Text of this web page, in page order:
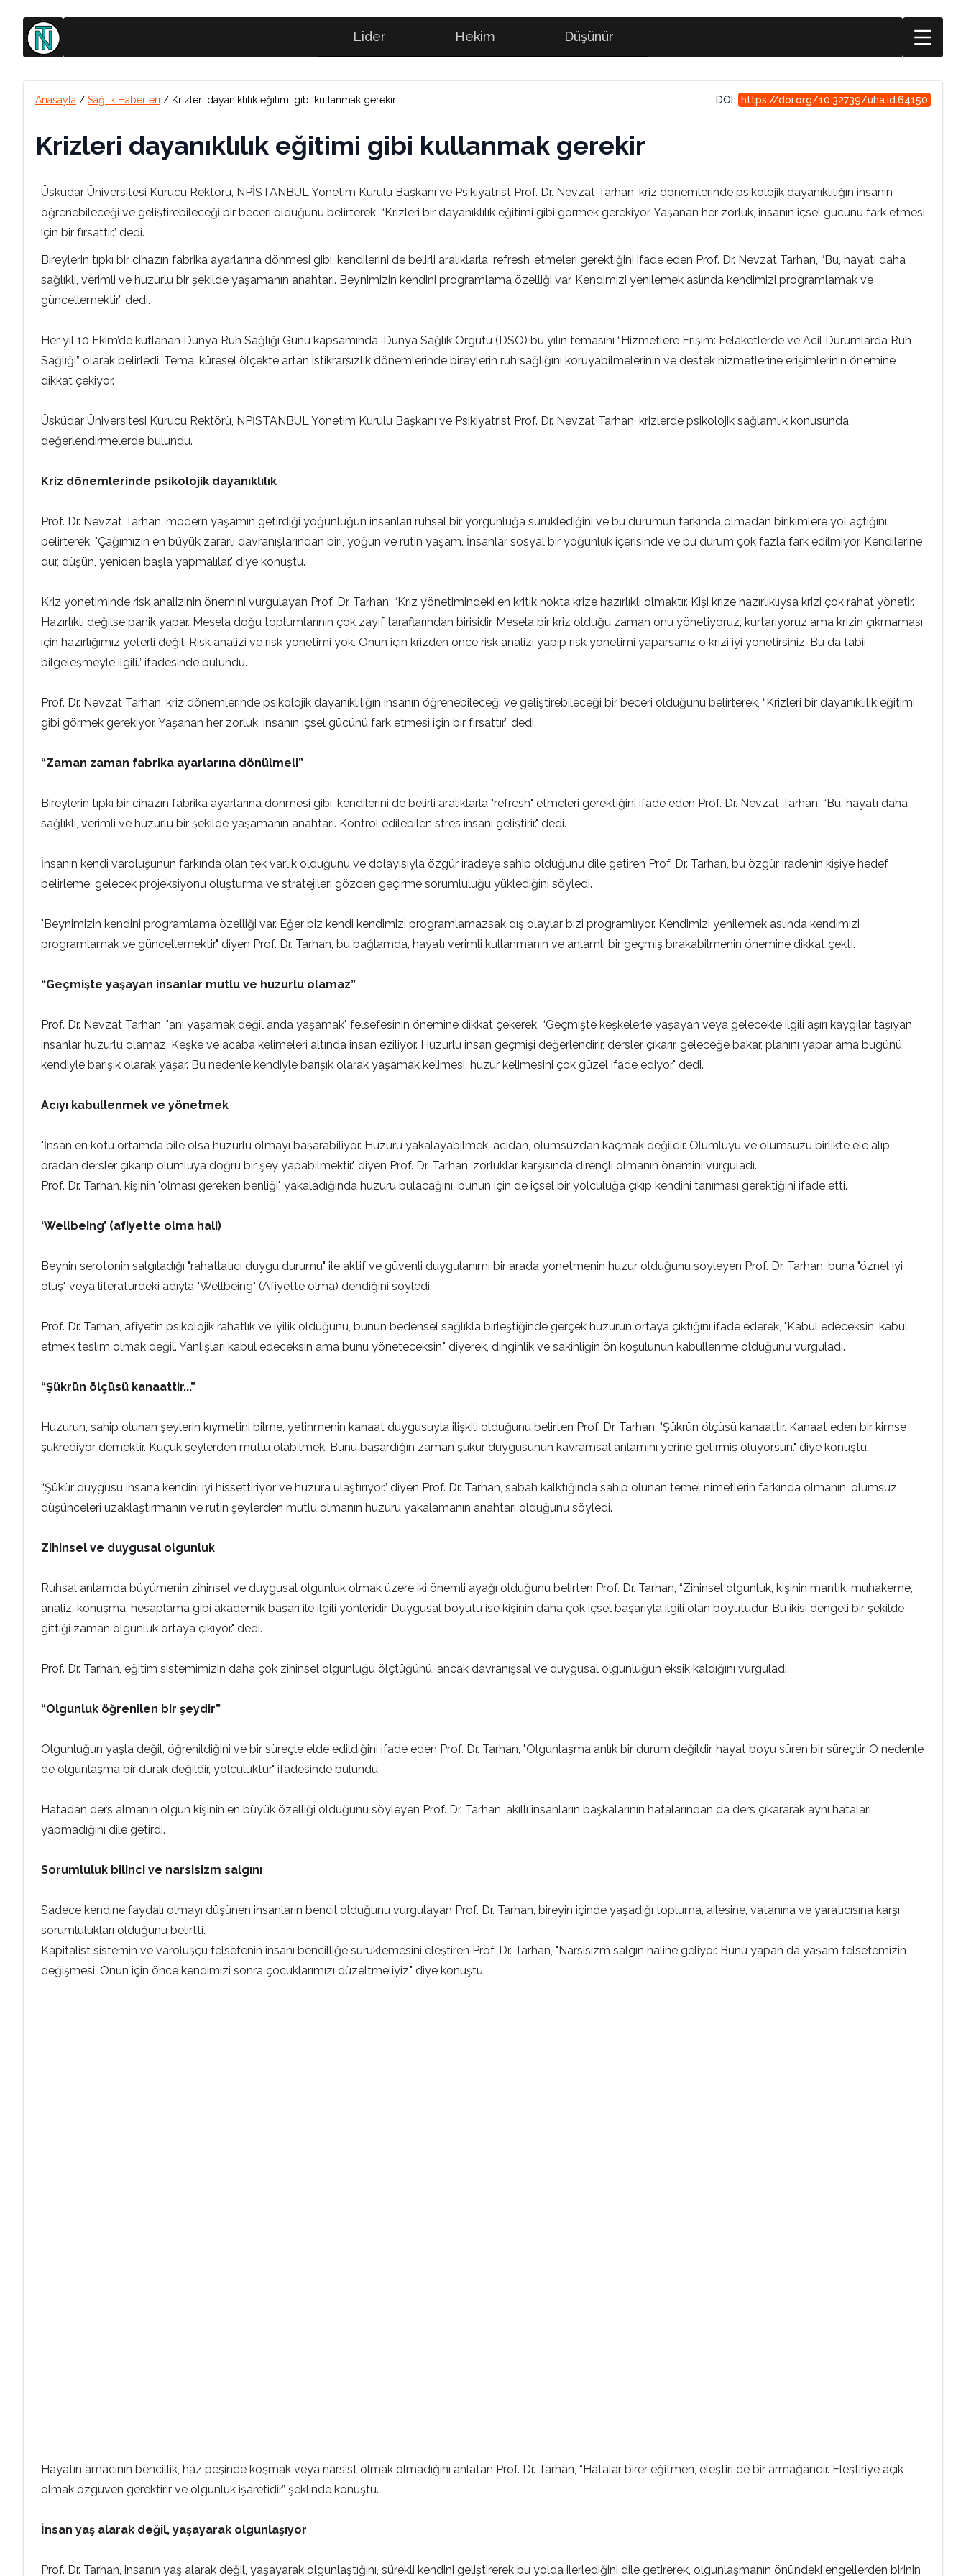
Lider Hekim Düşünür
Anasayfa / Sağlık Haberleri / Krizleri dayanıklılık eğitimi gibi kullanmak gerekir DOI: https://doi.org/10.32739/uha.id.64150
Krizleri dayanıklılık eğitimi gibi kullanmak gerekir
Üsküdar Üniversitesi Kurucu Rektörü, NPİSTANBUL Yönetim Kurulu Başkanı ve Psikiyatrist Prof. Dr. Nevzat Tarhan, kriz dönemlerinde psikolojik dayanıklılığın insanın
öğrenebileceği ve geliştirebileceği bir beceri olduğunu belirterek, “Krizleri bir dayanıklılık eğitimi gibi görmek gerekiyor. Yaşanan her zorluk, insanın içsel gücünü fark etmesi
için bir fırsattır.” dedi.
Bireylerin tıpkı bir cihazın fabrika ayarlarına dönmesi gibi, kendilerini de belirli aralıklarla ‘refresh’ etmeleri gerektiğini ifade eden Prof. Dr. Nevzat Tarhan, “Bu, hayatı daha
sağlıklı, verimli ve huzurlu bir şekilde yaşamanın anahtarı. Beynimizin kendini programlama özelliği var. Kendimizi yenilemek aslında kendimizi programlamak ve
güncellemektir.” dedi.
Her yıl 10 Ekim’de kutlanan Dünya Ruh Sağlığı Günü kapsamında, Dünya Sağlık Örgütü (DSÖ) bu yılın temasını “Hizmetlere Erişim: Felaketlerde ve Acil Durumlarda Ruh
Sağlığı” olarak belirledi. Tema, küresel ölçekte artan istikrarsızlık dönemlerinde bireylerin ruh sağlığını koruyabilmelerinin ve destek hizmetlerine erişimlerinin önemine
dikkat çekiyor.
Üsküdar Üniversitesi Kurucu Rektörü, NPİSTANBUL Yönetim Kurulu Başkanı ve Psikiyatrist Prof. Dr. Nevzat Tarhan, krizlerde psikolojik sağlamlık konusunda
değerlendirmelerde bulundu.
Kriz dönemlerinde psikolojik dayanıklılık
Prof. Dr. Nevzat Tarhan, modern yaşamın getirdiği yoğunluğun insanları ruhsal bir yorgunluğa sürüklediğini ve bu durumun farkında olmadan birikimlere yol açtığını
belirterek, "Çağımızın en büyük zararlı davranışlarından biri, yoğun ve rutin yaşam. İnsanlar sosyal bir yoğunluk içerisinde ve bu durum çok fazla fark edilmiyor. Kendilerine
dur, düşün, yeniden başla yapmalılar." diye konuştu.
Kriz yönetiminde risk analizinin önemini vurgulayan Prof. Dr. Tarhan; “Kriz yönetimindeki en kritik nokta krize hazırlıklı olmaktır. Kişi krize hazırlıklıysa krizi çok rahat yönetir.
Hazırlıklı değilse panik yapar. Mesela doğu toplumlarının çok zayıf taraflarından birisidir. Mesela bir kriz olduğu zaman onu yönetiyoruz, kurtarıyoruz ama krizin çıkmaması
için hazırlığımız yeterli değil. Risk analizi ve risk yönetimi yok. Onun için krizden önce risk analizi yapıp risk yönetimi yaparsanız o krizi iyi yönetirsiniz. Bu da tabii
bilgeleşmeyle ilgili.” ifadesinde bulundu.
Prof. Dr. Nevzat Tarhan, kriz dönemlerinde psikolojik dayanıklılığın insanın öğrenebileceği ve geliştirebileceği bir beceri olduğunu belirterek, “Krizleri bir dayanıklılık eğitimi
gibi görmek gerekiyor. Yaşanan her zorluk, insanın içsel gücünü fark etmesi için bir fırsattır.” dedi.
“Zaman zaman fabrika ayarlarına dönülmeli”
Bireylerin tıpkı bir cihazın fabrika ayarlarına dönmesi gibi, kendilerini de belirli aralıklarla "refresh" etmeleri gerektiğini ifade eden Prof. Dr. Nevzat Tarhan, “Bu, hayatı daha
sağlıklı, verimli ve huzurlu bir şekilde yaşamanın anahtarı. Kontrol edilebilen stres insanı geliştirir." dedi.
İnsanın kendi varoluşunun farkında olan tek varlık olduğunu ve dolayısıyla özgür iradeye sahip olduğunu dile getiren Prof. Dr. Tarhan, bu özgür iradenin kişiye hedef
belirleme, gelecek projeksiyonu oluşturma ve stratejileri gözden geçirme sorumluluğu yüklediğini söyledi.
"Beynimizin kendini programlama özelliği var. Eğer biz kendi kendimizi programlamazsak dış olaylar bizi programlıyor. Kendimizi yenilemek aslında kendimizi
programlamak ve güncellemektir." diyen Prof. Dr. Tarhan, bu bağlamda, hayatı verimli kullanmanın ve anlamlı bir geçmiş bırakabilmenin önemine dikkat çekti.
“Geçmişte yaşayan insanlar mutlu ve huzurlu olamaz”
Prof. Dr. Nevzat Tarhan, "anı yaşamak değil anda yaşamak" felsefesinin önemine dikkat çekerek, “Geçmişte keşkelerle yaşayan veya gelecekle ilgili aşırı kaygılar taşıyan
insanlar huzurlu olamaz. Keşke ve acaba kelimeleri altında insan eziliyor. Huzurlu insan geçmişi değerlendirir, dersler çıkarır, geleceğe bakar, planını yapar ama bugünü
kendiyle barışık olarak yaşar. Bu nedenle kendiyle barışık olarak yaşamak kelimesi, huzur kelimesini çok güzel ifade ediyor." dedi.
Acıyı kabullenmek ve yönetmek
"İnsan en kötü ortamda bile olsa huzurlu olmayı başarabiliyor. Huzuru yakalayabilmek, acıdan, olumsuzdan kaçmak değildir. Olumluyu ve olumsuzu birlikte ele alıp,
oradan dersler çıkarıp olumluya doğru bir şey yapabilmektir." diyen Prof. Dr. Tarhan, zorluklar karşısında dirençli olmanın önemini vurguladı.
Prof. Dr. Tarhan, kişinin "olması gereken benliği" yakaladığında huzuru bulacağını, bunun için de içsel bir yolculuğa çıkıp kendini tanıması gerektiğini ifade etti.
‘Wellbeing’ (afiyette olma hali)
Beynin serotonin salgıladığı "rahatlatıcı duygu durumu" ile aktif ve güvenli duygulanımı bir arada yönetmenin huzur olduğunu söyleyen Prof. Dr. Tarhan, buna "öznel iyi
oluş" veya literatürdeki adıyla "Wellbeing" (Afiyette olma) dendiğini söyledi.
Prof. Dr. Tarhan, afiyetin psikolojik rahatlık ve iyilik olduğunu, bunun bedensel sağlıkla birleştiğinde gerçek huzurun ortaya çıktığını ifade ederek, "Kabul edeceksin, kabul
etmek teslim olmak değil. Yanlışları kabul edeceksin ama bunu yöneteceksin." diyerek, dinginlik ve sakinliğin ön koşulunun kabullenme olduğunu vurguladı.
“Şükrün ölçüsü kanaattir...”
Huzurun, sahip olunan şeylerin kıymetini bilme, yetinmenin kanaat duygusuyla ilişkili olduğunu belirten Prof. Dr. Tarhan, "Şükrün ölçüsü kanaattir. Kanaat eden bir kimse
şükrediyor demektir. Küçük şeylerden mutlu olabilmek. Bunu başardığın zaman şükür duygusunun kavramsal anlamını yerine getirmiş oluyorsun." diye konuştu.
“Şükür duygusu insana kendini iyi hissettiriyor ve huzura ulaştırıyor.” diyen Prof. Dr. Tarhan, sabah kalktığında sahip olunan temel nimetlerin farkında olmanın, olumsuz
düşünceleri uzaklaştırmanın ve rutin şeylerden mutlu olmanın huzuru yakalamanın anahtarı olduğunu söyledi.
Zihinsel ve duygusal olgunluk
Ruhsal anlamda büyümenin zihinsel ve duygusal olgunluk olmak üzere iki önemli ayağı olduğunu belirten Prof. Dr. Tarhan, “Zihinsel olgunluk, kişinin mantık, muhakeme,
analiz, konuşma, hesaplama gibi akademik başarı ile ilgili yönleridir. Duygusal boyutu ise kişinin daha çok içsel başarıyla ilgili olan boyutudur. Bu ikisi dengeli bir şekilde
gittiği zaman olgunluk ortaya çıkıyor." dedi.
Prof. Dr. Tarhan, eğitim sistemimizin daha çok zihinsel olgunluğu ölçtüğünü, ancak davranışsal ve duygusal olgunluğun eksik kaldığını vurguladı.
“Olgunluk öğrenilen bir şeydir”
Olgunluğun yaşla değil, öğrenildiğini ve bir süreçle elde edildiğini ifade eden Prof. Dr. Tarhan, "Olgunlaşma anlık bir durum değildir, hayat boyu süren bir süreçtir. O nedenle
de olgunlaşma bir durak değildir, yolculuktur." ifadesinde bulundu.
Hatadan ders almanın olgun kişinin en büyük özelliği olduğunu söyleyen Prof. Dr. Tarhan, akıllı insanların başkalarının hatalarından da ders çıkararak aynı hataları
yapmadığını dile getirdi.
Sorumluluk bilinci ve narsisizm salgını
Sadece kendine faydalı olmayı düşünen insanların bencil olduğunu vurgulayan Prof. Dr. Tarhan, bireyin içinde yaşadığı topluma, ailesine, vatanına ve yaratıcısına karşı
sorumlulukları olduğunu belirtti.
Kapitalist sistemin ve varoluşçu felsefenin insanı bencilliğe sürüklemesini eleştiren Prof. Dr. Tarhan, "Narsisizm salgın haline geliyor. Bunu yapan da yaşam felsefemizin
değişmesi. Onun için önce kendimizi sonra çocuklarımızı düzeltmeliyiz." diye konuştu.
Hayatın amacının bencillik, haz peşinde koşmak veya narsist olmak olmadığını anlatan Prof. Dr. Tarhan, “Hatalar birer eğitmen, eleştiri de bir armağandır. Eleştiriye açık
olmak özgüven gerektirir ve olgunluk işaretidir.” şeklinde konuştu.
İnsan yaş alarak değil, yaşayarak olgunlaşıyor
Prof. Dr. Tarhan, insanın yaş alarak değil, yaşayarak olgunlaştığını, sürekli kendini geliştirerek bu yolda ilerlediğini dile getirerek, olgunlaşmanın önündeki engellerden birinin